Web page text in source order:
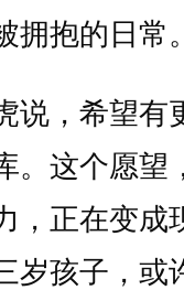
拥抱的日常。
，希望有
。这个愿望
，正在变成
岁孩子，或